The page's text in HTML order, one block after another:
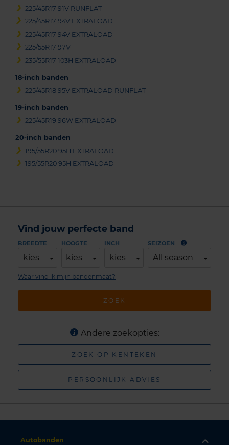
225/45R17 91V RUNFLAT
225/45R17 94V EXTRALOAD
225/45R17 94V EXTRALOAD
225/55R17 97V
235/55R17 103H EXTRALOAD
18-inch banden
225/45R18 95V EXTRALOAD RUNFLAT
19-inch banden
225/45R19 96W EXTRALOAD
20-inch banden
195/55R20 95H EXTRALOAD
195/55R20 95H EXTRALOAD
Vind jouw perfecte band
BREEDTE
kies
HOOGTE
kies
INCH
kies
SEIZOEN
All season
ZOEK
Waar vind ik mijn bandenmaat?
Andere zoekopties:
ZOEK OP KENTEKEN
PERSOONLIJK ADVIES
Autobanden